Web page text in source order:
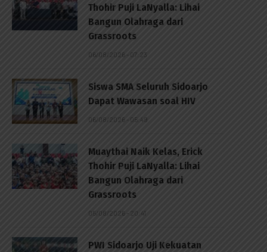
Thohir Puji LaNyalla: Lihai
Bangun Olahraga dari
Grassroots
06/08/2026 - 07:23
Siswa SMA Seluruh Sidoarjo
Dapat Wawasan soal HIV
06/08/2026 - 05:49
Muaythai Naik Kelas, Erick
Thohir Puji LaNyalla: Lihai
Bangun Olahraga dari
Grassroots
05/08/2026 - 20:41
PWI Sidoarjo Uji Kekuatan